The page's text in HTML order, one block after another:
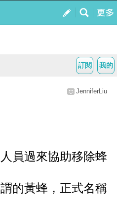
我的
訂閱
JenniferLiu
員過來協助移除蜂
的黃蜂，正式名稱